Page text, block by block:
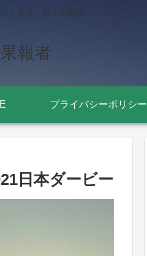
くする 日々の物語
報者
プライバシーポリシー
日本ダービー